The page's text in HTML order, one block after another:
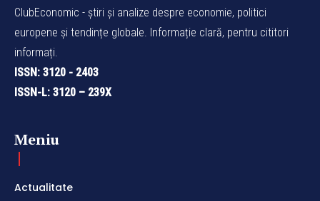
ClubEconomic - știri și analize despre economie, politici
europene și tendințe globale. Informație clară, pentru cititori
informați.
ISSN: 3120 - 2403
ISSN-L: 3120 – 239X
Meniu
Actualitate